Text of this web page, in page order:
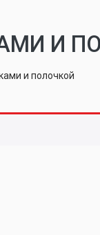
И
и полочкой